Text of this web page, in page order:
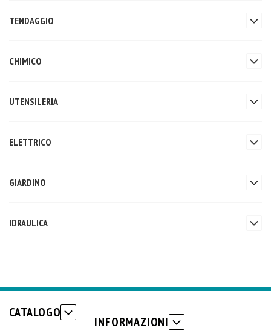
TENDAGGIO
CHIMICO
UTENSILERIA
ELETTRICO
GIARDINO
IDRAULICA
CATALOGO
INFORMAZIONI